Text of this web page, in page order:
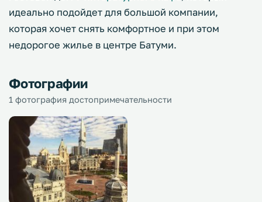
идеально подойдет для большой компании,
которая хочет снять комфортное и при этом
недорогое жилье в центре Батуми.
Фотографии
1 фотография достопримечательности